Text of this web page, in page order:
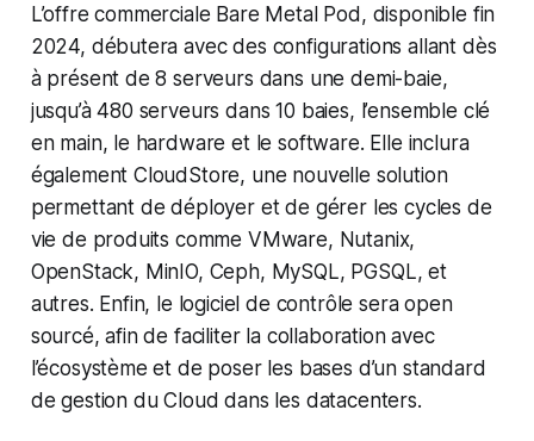
L’offre commerciale Bare Metal Pod, disponible fin
2024, débutera avec des configurations allant dès
à présent de 8 serveurs dans une demi-baie,
jusqu’à 480 serveurs dans 10 baies, l’ensemble clé
en main, le hardware et le software. Elle inclura
également CloudStore, une nouvelle solution
permettant de déployer et de gérer les cycles de
vie de produits comme VMware, Nutanix,
OpenStack, MinIO, Ceph, MySQL, PGSQL, et
autres. Enfin, le logiciel de contrôle sera open
sourcé, afin de faciliter la collaboration avec
l’écosystème et de poser les bases d’un standard
de gestion du Cloud dans les datacenters.